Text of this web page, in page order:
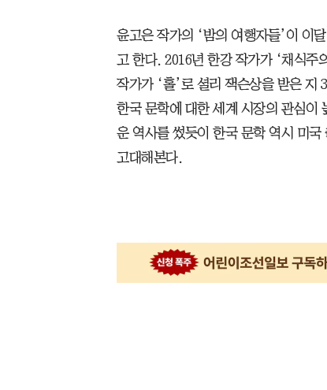
윤고은 작가의 ‘밤의 여행자들’이 이
고 한다. 2016년 한강 작가가 ‘채식주
작가가 ‘홀’로 셜리 잭슨상을 받은 지
한국 문학에 대한 세계 시장의 관심이
운 역사를 썼듯이 한국 문학 역시 미
고대해본다.